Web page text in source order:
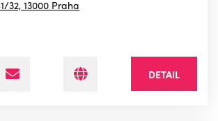
32, 13000 Praha
DETAIL